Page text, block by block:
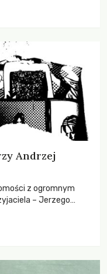
Andrzej
z ogromnym
– Jerzego